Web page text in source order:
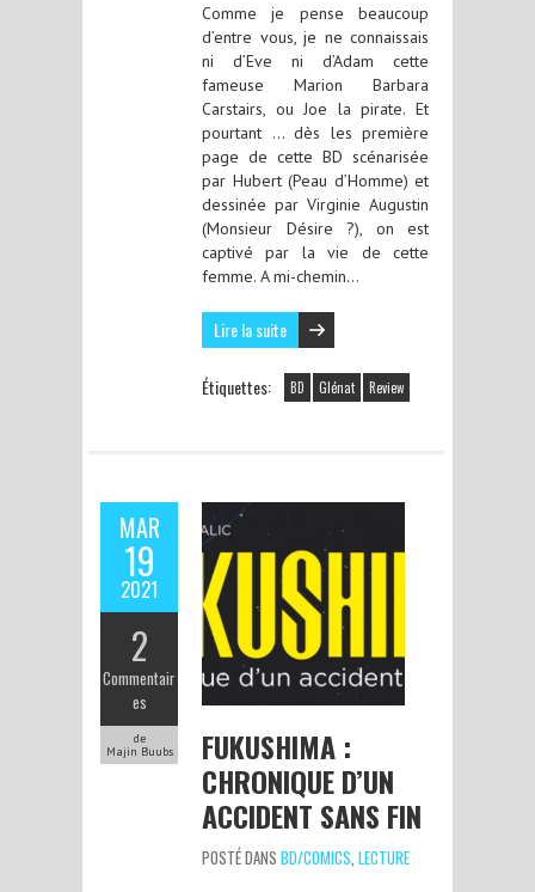
Comme je pense beaucoup
d’entre vous, je ne connaissais
ni d’Eve ni d’Adam cette
fameuse Marion Barbara
Carstairs, ou Joe la pirate. Et
pourtant … dès les première
page de cette BD scénarisée
par Hubert (Peau d’Homme) et
dessinée par Virginie Augustin
(Monsieur Désire ?), on est
captivé par la vie de cette
femme. A mi-chemin…
Lire la suite
Étiquettes: BD Glénat Review
MAR
19
2021
2
Commentair
es
de
Majin Buubs
FUKUSHIMA :
CHRONIQUE D’UN
ACCIDENT SANS FIN
POSTÉ DANS BD/COMICS LECTURE